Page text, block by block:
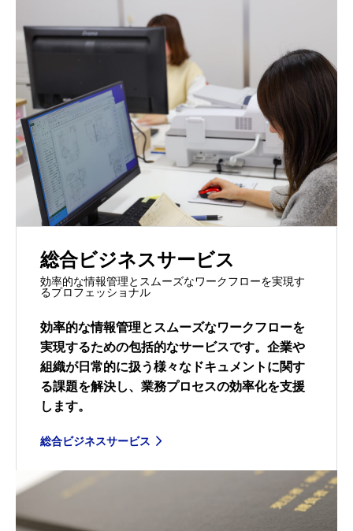
総合ビジネスサービス
効率的な情報管理とスムーズなワークフローを実現す
るプロフェッショナル
効率的な情報管理とスムーズなワークフローを
実現するための包括的なサービスです。企業や
組織が日常的に扱う様々なドキュメントに関す
る課題を解決し、業務プロセスの効率化を支援
します。
総合ビジネスサービス